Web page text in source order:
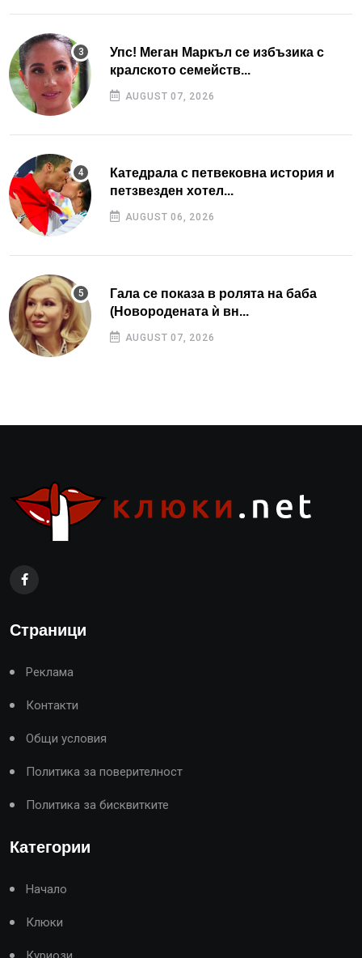
Упс! Меган Маркъл се избъзика с
кралското семейств...
AUGUST 07, 2026
Катедрала с петвековна история и
петзвезден хотел...
AUGUST 06, 2026
Гала се показа в ролята на баба
(Новородената ѝ вн...
AUGUST 07, 2026
Страници
Реклама
Контакти
Общи условия
Политика за поверителност
Политика за бисквитките
Категории
Начало
Клюки